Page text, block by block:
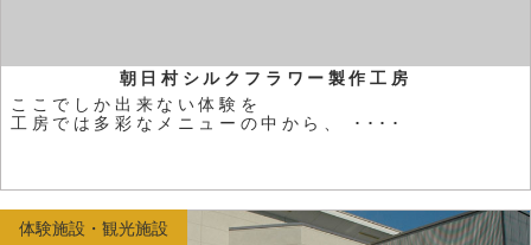
朝日村シルクフラワー製作工房
ここでしか出来ない体験を
工房では多彩なメニューの中から、 ････
体験施設・観光施設